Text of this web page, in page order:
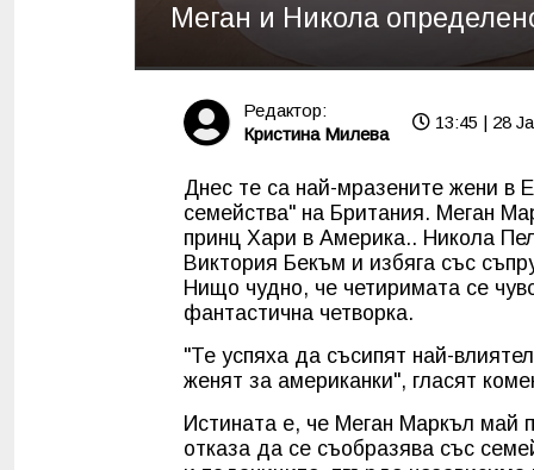
Меган и Никола
Редактор:
Кристина Милева
13:45 | 28
Днес те са най-мразените жени в
семейства" на Британия. Меган
принц Хари в Америка.. Никола
Виктория Бекъм и избяга със
Нищо чудно, че четиримата се
фантастична четворка.
"Те успяха да съсипят най-
женят за американки", гласят
Истината е, че Меган Маркъл май
отказа да се съобразява със